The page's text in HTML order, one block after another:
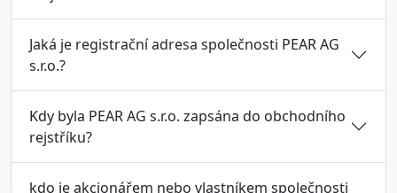
Jaká je registrační adresa společnosti PEAR AG
s.r.o.?
Kdy byla PEAR AG s.r.o. zapsána do obchodního
rejstříku?
kdo je akcionářem nebo vlastníkem společnosti